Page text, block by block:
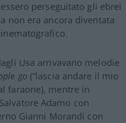
perseguitato gli ebrei
non era ancora diventata
Usa arrivavano melodie
go (“lascia andare il mio
faraone), mentre in
Adamo con
Gianni Morandi con